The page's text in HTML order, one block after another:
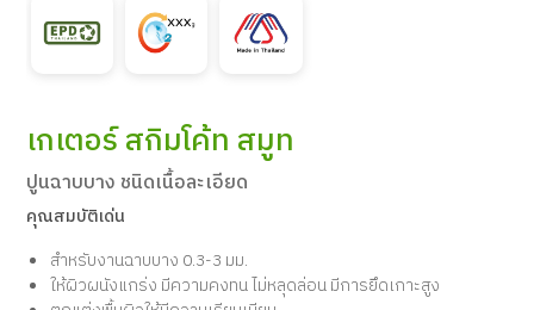
เกเตอร์ สกิมโค้ท สมูท
ปูนฉาบบาง ชนิดเนื้อละเอียด
คุณสมบัติเด่น
สำหรับงานฉาบบาง 0.3-3 มม.
ให้ผิวผนังแกร่ง มีความคงทน ไม่หลุดล่อน มีการยึดเกาะสูง